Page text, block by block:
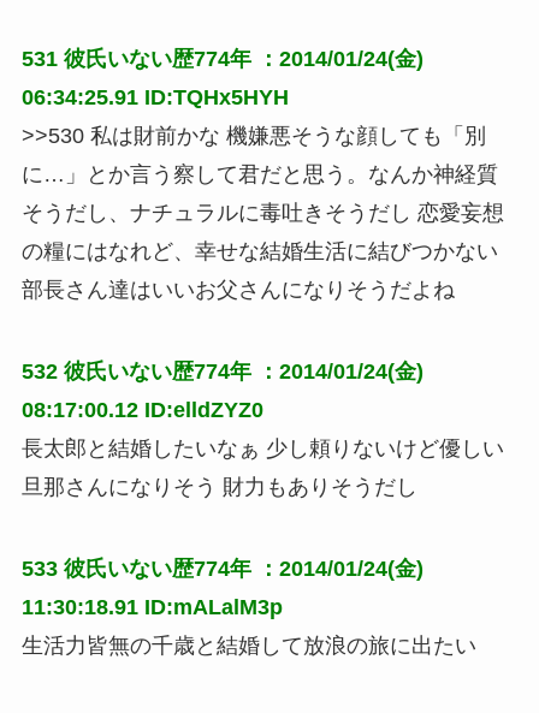
531 彼氏いない歴774年
：2014/01/24(金)
06:34:25.91 ID:TQHx5HYH
>>530 私は財前かな 機嫌悪そうな顔しても「別
に…」とか言う察して君だと思う。なんか神経質
そうだし、ナチュラルに毒吐きそうだし 恋愛妄想
の糧にはなれど、幸せな結婚生活に結びつかない
部長さん達はいいお父さんになりそうだよね
532 彼氏いない歴774年
：2014/01/24(金)
08:17:00.12 ID:elldZYZ0
長太郎と結婚したいなぁ 少し頼りないけど優しい
旦那さんになりそう 財力もありそうだし
533 彼氏いない歴774年
：2014/01/24(金)
11:30:18.91 ID:mALalM3p
生活力皆無の千歳と結婚して放浪の旅に出たい